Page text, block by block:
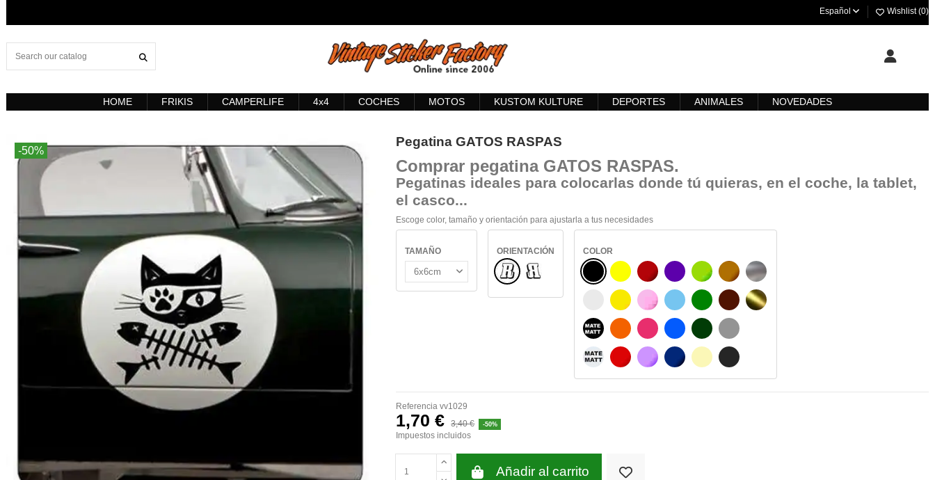
Español Wishlist (0)
HOME FRIKIS CAMPERLIFE 4x4 COCHES MOTOS KUSTOM KULTURE DEPORTES ANIMALES NOVEDADES
-50%
Pegatina GATOS RASPAS
Comprar pegatina GATOS RASPAS.
Pegatinas ideales para colocarlas donde tú quieras, en el coche, la tablet,
el casco...
Escoge color, tamaño y orientación para ajustarla a tus necesidades
TAMAÑO
ORIENTACIÓN
NormalReflejado
COLOR
NEGRO
BLANCO
NEGRO MATE
BLANCO MATE
AMARILLO
AMARILLO SENAL
NARANJA
ROJO
BURDEOS
ROSA
FUCSIA
LILA
MORADO
AZUL CIELO
AZUL
AZUL MARINO
VERDE CLARO
VERDE
VERDE OSCURO
BEIGE
AVELLANA
CHOCOLATE
GRIS
GRIS OSCURO
PLATA
ORO
Referencia vv1029
1,70 € 3,40 € -50%
Impuestos incluidos
Añadir al carrito